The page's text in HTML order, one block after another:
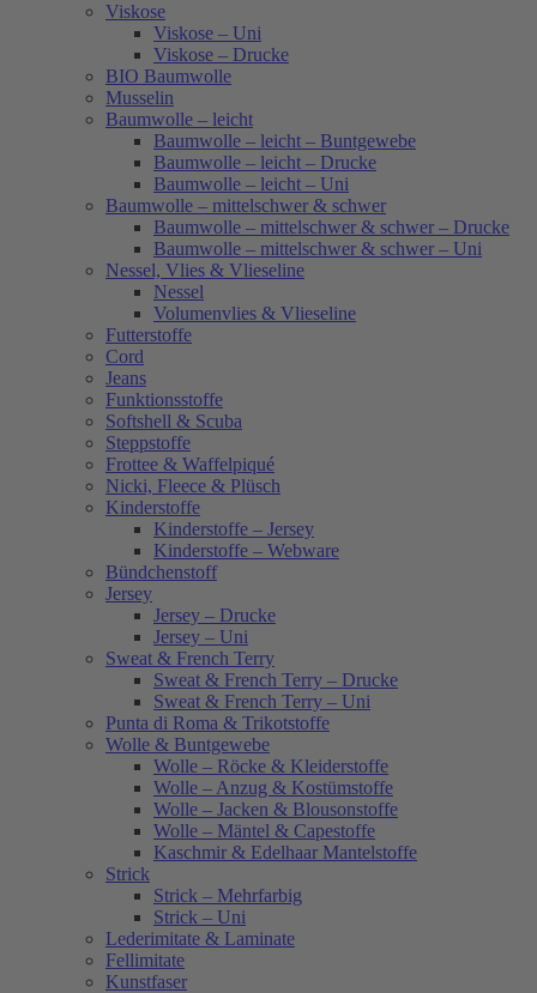
Viskose
Viskose – Uni
Viskose – Drucke
BIO Baumwolle
Musselin
Baumwolle – leicht
Baumwolle – leicht – Buntgewebe
Baumwolle – leicht – Drucke
Baumwolle – leicht – Uni
Baumwolle – mittelschwer & schwer
Baumwolle – mittelschwer & schwer – Drucke
Baumwolle – mittelschwer & schwer – Uni
Nessel, Vlies & Vlieseline
Nessel
Volumenvlies & Vlieseline
Futterstoffe
Cord
Jeans
Funktionsstoffe
Softshell & Scuba
Steppstoffe
Frottee & Waffelpiqué
Nicki, Fleece & Plüsch
Kinderstoffe
Kinderstoffe – Jersey
Kinderstoffe – Webware
Bündchenstoff
Jersey
Jersey – Drucke
Jersey – Uni
Sweat & French Terry
Sweat & French Terry – Drucke
Sweat & French Terry – Uni
Punta di Roma & Trikotstoffe
Wolle & Buntgewebe
Wolle – Röcke & Kleiderstoffe
Wolle – Anzug & Kostümstoffe
Wolle – Jacken & Blousonstoffe
Wolle – Mäntel & Capestoffe
Kaschmir & Edelhaar Mantelstoffe
Strick
Strick – Mehrfarbig
Strick – Uni
Lederimitate & Laminate
Fellimitate
Kunstfaser